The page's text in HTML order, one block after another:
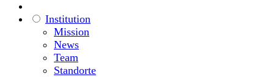
Institution
Mission
News
Team
Standorte